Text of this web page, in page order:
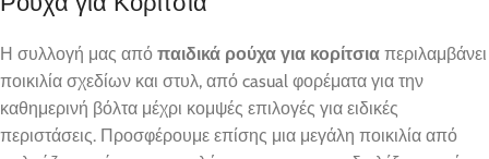
Η συλλογή μας από παιδικά ρούχα για κορίτσια περιλαμβάνει
ποικιλία σχεδίων και στυλ, από casual φορέματα για την
καθημερινή βόλτα μέχρι κομψές επιλογές για ειδικές
περιστάσεις. Προσφέρουμε επίσης μια μεγάλη ποικιλία από